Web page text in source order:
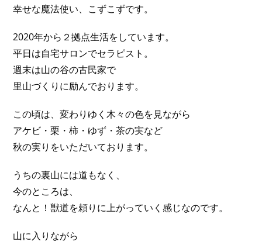
幸せな魔法使い、こずこずです。
2020年から２拠点生活をしています。
平日は自宅サロンでセラピスト。
週末は山の谷の古民家で
里山づくりに励んでおります。
この頃は、変わりゆく木々の色を見ながら
アケビ・栗・柿・ゆず・茶の実など
秋の実りをいただいております。
うちの裏山には道もなく、
今のところは、
なんと！獣道を頼りに上がっていく感じなのです。
山に入りながら